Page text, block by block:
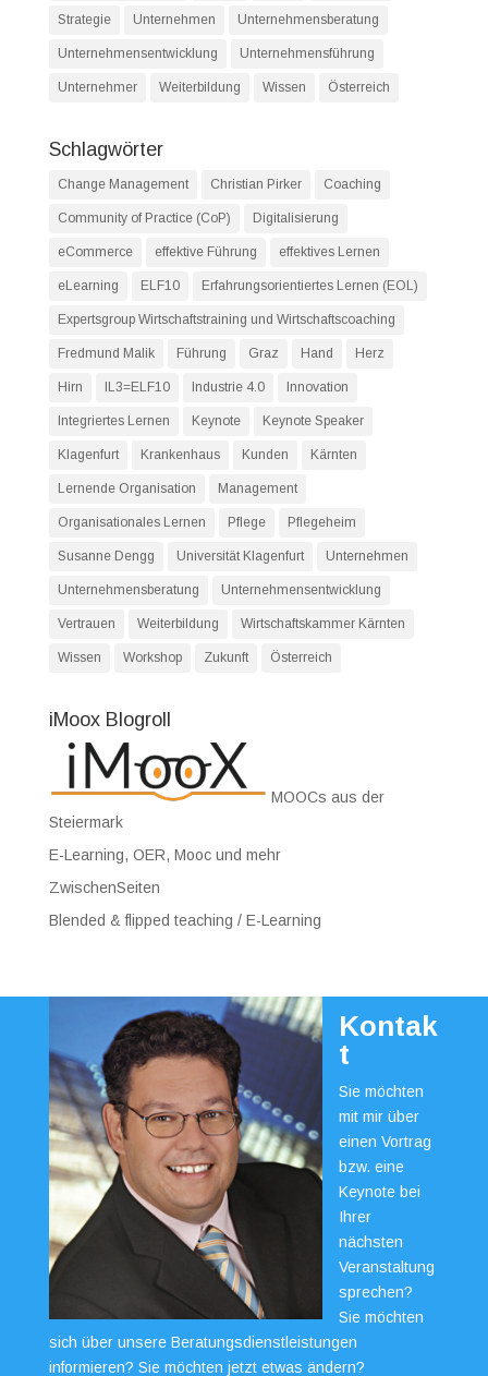
Strategie Unternehmen Unternehmensberatung
Unternehmensentwicklung Unternehmensführung
Unternehmer Weiterbildung Wissen Österreich
Schlagwörter
Change Management Christian Pirker Coaching
Community of Practice (CoP) Digitalisierung
eCommerce effektive Führung effektives Lernen
eLearning ELF10 Erfahrungsorientiertes Lernen (EOL)
Expertsgroup Wirtschaftstraining und Wirtschaftscoaching
Fredmund Malik Führung Graz Hand Herz
Hirn IL3=ELF10 Industrie 4.0 Innovation
Integriertes Lernen Keynote Keynote Speaker
Klagenfurt Krankenhaus Kunden Kärnten
Lernende Organisation Management
Organisationales Lernen Pflege Pflegeheim
Susanne Dengg Universität Klagenfurt Unternehmen
Unternehmensberatung Unternehmensentwicklung
Vertrauen Weiterbildung Wirtschaftskammer Kärnten
Wissen Workshop Zukunft Österreich
iMoox Blogroll
MOOCs aus der
Steiermark
E-Learning, OER, Mooc und mehr
ZwischenSeiten
Blended & flipped teaching / E-Learning
Kontak
t
Sie möchten
mit mir über
einen Vortrag
bzw. eine
Keynote bei
Ihrer
nächsten
Veranstaltung
sprechen?
Sie möchten
sich über unsere Beratungsdienstleistungen
informieren? Sie möchten jetzt etwas ändern?